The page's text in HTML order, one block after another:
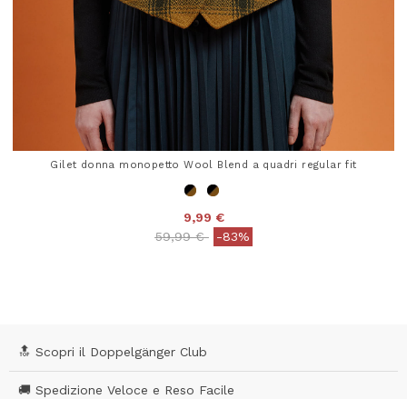
Gilet donna monopetto Wool Blend a quadri regular fit
9,99 €
Price reduced from
59,99 €to-83%
🔝 Scopri il Doppelgänger Club
🚚 Spedizione Veloce e Reso Facile